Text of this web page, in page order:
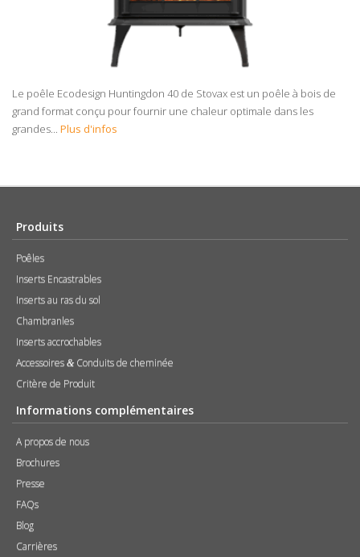
Le poêle Ecodesign Huntingdon 40 de Stovax est un poêle à bois de
grand format conçu pour fournir une chaleur optimale dans les
grandes... Plus d'infos
Produits
Poêles
Inserts Encastrables
Inserts au ras du sol
Chambranles
Inserts accrochables
Accessoires & Conduits de cheminée
Critère de Produit
Informations complémentaires
A propos de nous
Brochures
Presse
FAQs
Blog
Carrières